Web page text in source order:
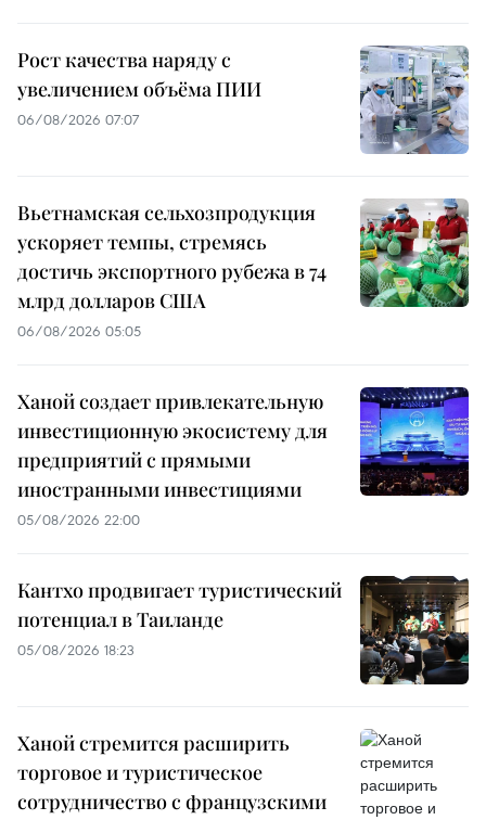
Рост качества наряду с
увеличением объёма ПИИ
06/08/2026 07:07
Вьетнамская сельхозпродукция
ускоряет темпы, стремясь
достичь экспортного рубежа в 74
млрд долларов США
06/08/2026 05:05
Ханой создает привлекательную
инвестиционную экосистему для
предприятий с прямыми
иностранными инвестициями
05/08/2026 22:00
Кантхо продвигает туристический
потенциал в Таиланде
05/08/2026 18:23
Ханой стремится расширить
торговое и туристическое
сотрудничество с французскими